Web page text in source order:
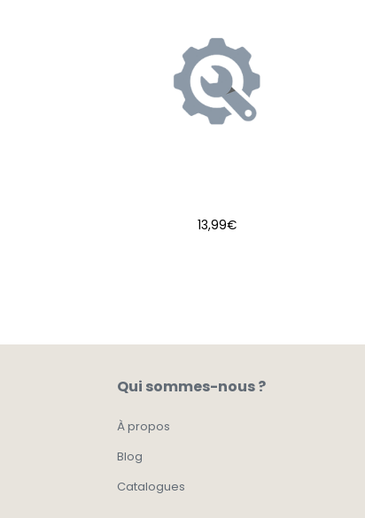
13,99€
Qui sommes-nous ?
À propos
Blog
Catalogues